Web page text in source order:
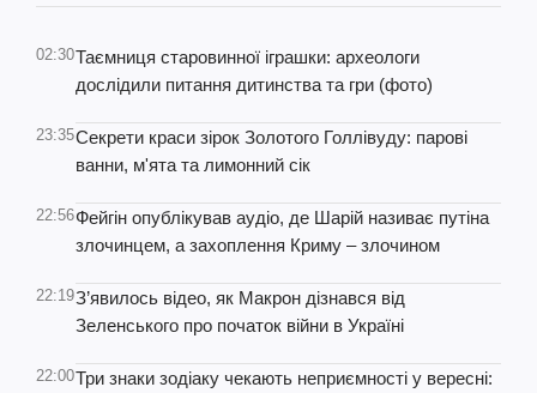
02:30Таємниця старовинної іграшки: археологи
дослідили питання дитинства та гри (фото)
23:35Секрети краси зірок Золотого Голлівуду: парові
ванни, м'ята та лимонний сік
22:56Фейгін опублікував аудіо, де Шарій називає путіна
злочинцем, а захоплення Криму – злочином
22:19З’явилось відео, як Макрон дізнався від
Зеленського про початок війни в Україні
22:00Три знаки зодіаку чекають неприємності у вересні: